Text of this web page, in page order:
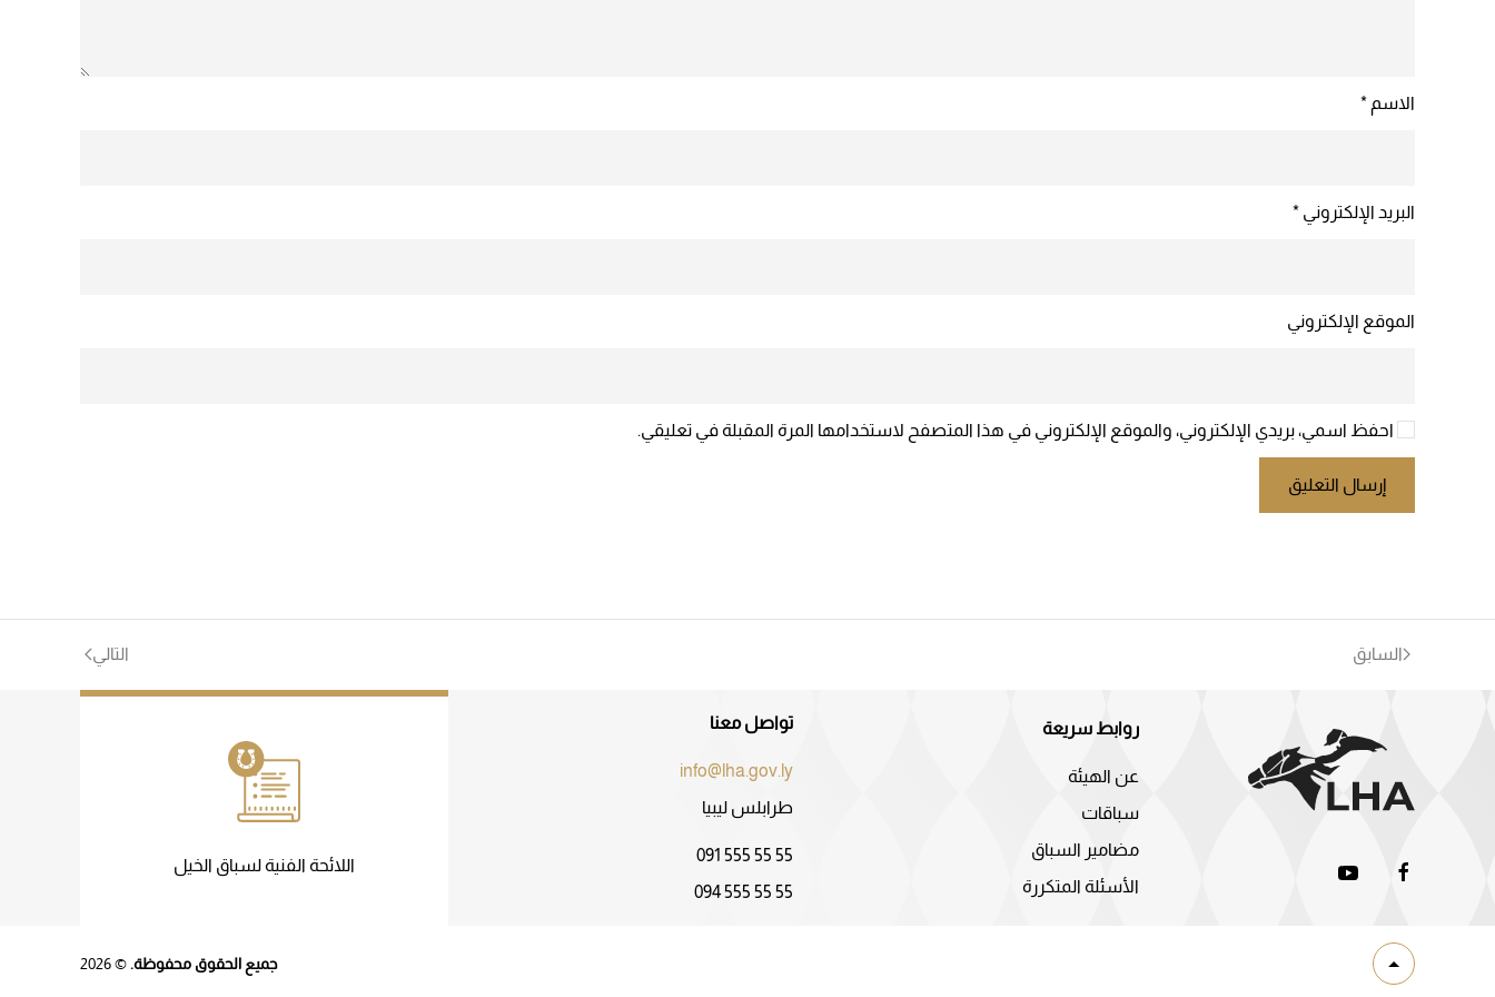
الاسم *
البريد الإلكتروني *
الموقع الإلكتروني
احفظ اسمي، بريدي الإلكتروني، والموقع الإلكتروني في هذا المتصفح لاستخدامها المرة المقبلة في تعليقي.
إرسال التعليق
السابق التالي
روابط سريعة
عن الهيئة
سباقات
مضامير السباق
الأسئلة المتكررة
تواصل معنا
info@lha.gov.ly
طرابلس ليبيا
091 555 55 55
094 555 55 55
اللائحة الفنية لسباق الخيل
جميع الحقوق محفوظة. ©
2026